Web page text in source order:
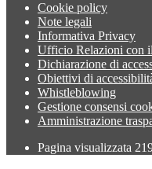
Cookie policy
Note legali
Informativa Privacy
Ufficio Relazioni con
Dichiarazione di
Obiettivi di
Whistleblowing
Gestione consensi
Amministrazione
Pagina visualizzata